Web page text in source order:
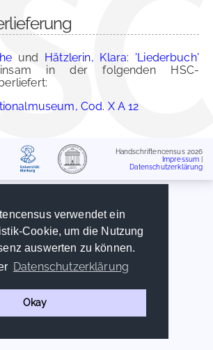
verwendet ein
Cookie, um die Nutzung
auswerten zu können.
Datenschutzerklärung
Okay
und Hätzlerin, Klara: 'Liederbuch'
in der folgenden HSC-
Cod. X A 12
Handschriftencensus 2026
Impressum
Datenschutzerklärung